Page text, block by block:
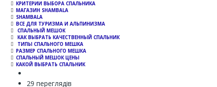
КРИТЕРИИ ВЫБОРА СПАЛЬНИКА
МАГАЗИН SHAMBALA
SHAMBALA
ВСЕ ДЛЯ ТУРИЗМА И АЛЬПИНИЗМА
СПАЛЬНЫЙ МЕШОК
КАК ВЫБРАТЬ КАЧЕСТВЕННЫЙ СПАЛЬНИК
ТИПЫ СПАЛЬНОГО МЕШКА
РАЗМЕР СПАЛЬНОГО МЕШКА
СПАЛЬНЫЙ МЕШОК ЦЕНЫ
КАКОЙ ВЫБРАТЬ СПАЛЬНИК
29 переглядів